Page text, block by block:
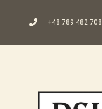
+48 789 482 708